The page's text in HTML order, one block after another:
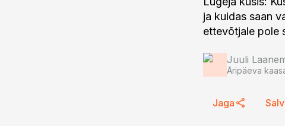
ja kuidas saan
ettevõtjale pole
Juuli
Äripäeva
Jaga